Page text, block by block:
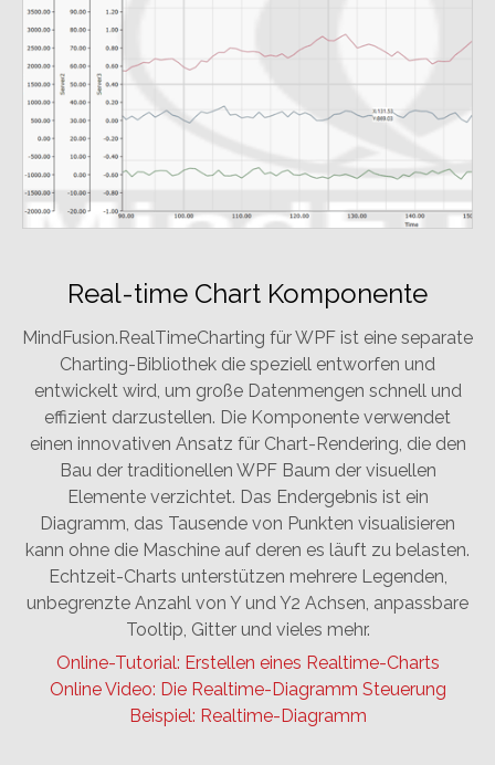
Real-time Chart Komponente
MindFusion.RealTimeCharting für WPF ist eine separate
Charting-Bibliothek die speziell entworfen und
entwickelt wird, um große Datenmengen schnell und
effizient darzustellen. Die Komponente verwendet
einen innovativen Ansatz für Chart-Rendering, die den
Bau der traditionellen WPF Baum der visuellen
Elemente verzichtet. Das Endergebnis ist ein
Diagramm, das Tausende von Punkten visualisieren
kann ohne die Maschine auf deren es läuft zu belasten.
Echtzeit-Charts unterstützen mehrere Legenden,
unbegrenzte Anzahl von Y und Y2 Achsen, anpassbare
Tooltip, Gitter und vieles mehr.
Online-Tutorial: Erstellen eines Realtime-Charts
Online Video: Die Realtime-Diagramm Steuerung
Beispiel: Realtime-Diagramm